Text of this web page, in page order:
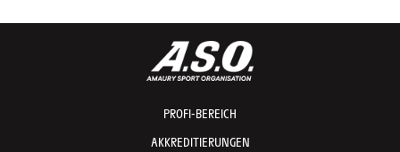
PROFI-BEREICH
AKKREDITIERUNGEN